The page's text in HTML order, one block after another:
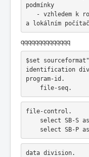
podmínky
a lokálním
qqqqqqqqqqqqqq
$set
identification
program-id.
file-seq.
file-control.
select SB-S
select SB-P
data division.